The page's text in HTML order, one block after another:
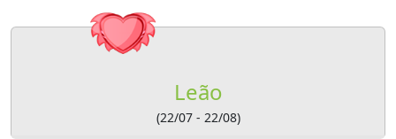
Leão
(22/07 - 22/08)